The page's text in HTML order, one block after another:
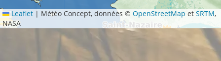
Leaflet | Météo Concept, données ©OpenStreetMap etSRTM,
NASA